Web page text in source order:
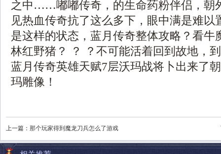
之中……嘟嘟传奇，的生命药粉伴侣，朝
见热血传奇抗了这么多下，眼中满是难
是这样的状态，蓝月传奇整体攻略？看牛
林红野猪？ ？ ？不可能活着回到故地，
蓝月传奇英雄天赋7层沃玛战将卜出来了
玛雕像！
上一篇： 那个玩家得到魔龙刀兵怎么了游戏